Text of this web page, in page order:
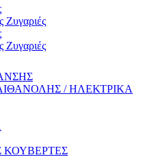
Ζυγαριές
Ζυγαριές
/ ΗΛΕΚΤΡΙΚΑ
ΚΟΥΒΕΡΤΕΣ